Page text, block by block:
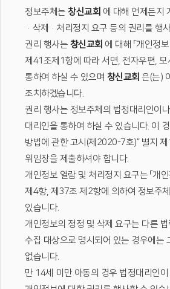
정보주체는 창신교회 에 대해 언제든지
·삭제·처리정지 요구 등의 권리를 행
권리 행사는 창신교회 에 대해 「개인정
제41조제1항에 따라 서면, 전자우편, 모
통하여 하실 수 있으며 창신교회 은(는)
조치하겠습니다.
권리 행사는 정보주체의 법정대리인이
대리인을 통하여 하실 수 있습니다. 이
방법에 관한 고시(제2020-7호)” 별지
위임장을 제출하셔야 합니다.
개인정보 열람 및 처리정지 요구는 「개
제4항, 제37조 제2항에 의하여 정보주
있습니다.
개인정보의 정정 및 삭제 요구는 다른
수집 대상으로 명시되어 있는 경우에는
없습니다.
만 14세 미만 아동의 경우 법정대리인이